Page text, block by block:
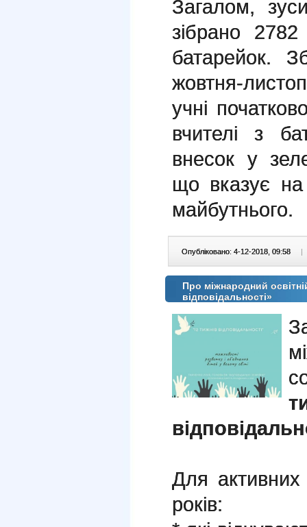
Загалом,
зібрано
батарейок.
жовтня-
учні
вчителі з
внесок у
що вказує на
майбутнього.
Опубліковано: 4-12-2018, 09:58 |
Про міжнародний
відповідальності»
Для
років: